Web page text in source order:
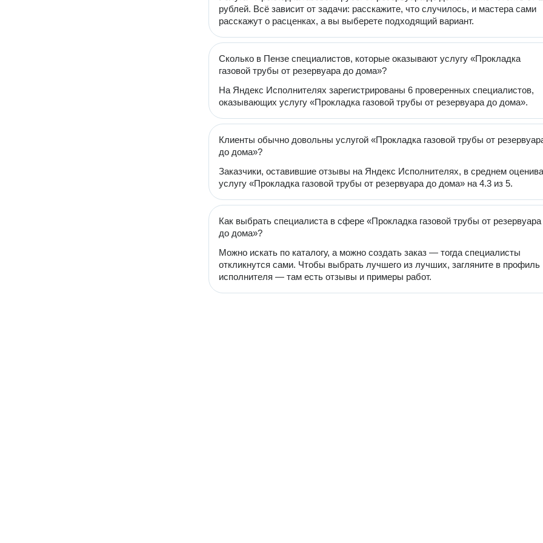
рублей. Всё зависит от задачи: расскажите, что случилось, и мастера сами
расскажут о расценках, а вы выберете подходящий вариант.
Сколько в Пензе специалистов, которые оказывают услугу «Прокладка
газовой трубы от резервуара до дома»?
На Яндекс Исполнителях зарегистрированы 6 проверенных специалистов,
оказывающих услугу «Прокладка газовой трубы от резервуара до дома».
Клиенты обычно довольны услугой «Прокладка газовой трубы от
до дома»?
Заказчики, оставившие отзывы на Яндекс Исполнителях, в среднем
услугу «Прокладка газовой трубы от резервуара до дома» на 4.3 из 5.
Как выбрать специалиста в сфере «Прокладка газовой трубы от резервуара
до дома»?
Можно искать по каталогу, а можно создать заказ — тогда специалисты
откликнутся сами. Чтобы выбрать лучшего из лучших, загляните в профиль
исполнителя — там есть отзывы и примеры работ.